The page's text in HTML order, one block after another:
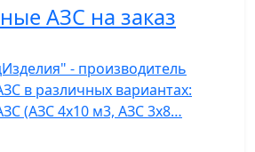
АЗС на заказ
- производитель
в различных вариантах:
(АЗС 4х10 м3, АЗС 3х8…